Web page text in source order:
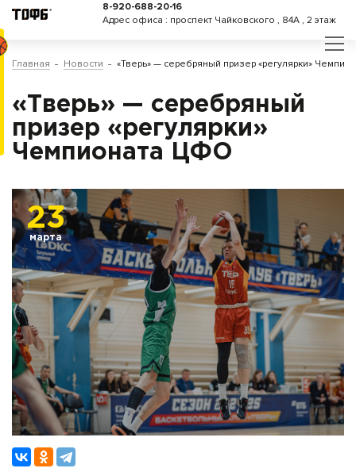
8-920-688-20-16
Адрес офиса : проспект Чайковского , 84А , 2 этаж
Главная Новости «Тверь» — серебряный призер «регулярки»
«Тверь» — серебряный
призер «регулярки»
Чемпионата ЦФО
23
марта